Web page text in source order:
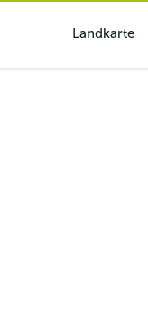
Landkarte